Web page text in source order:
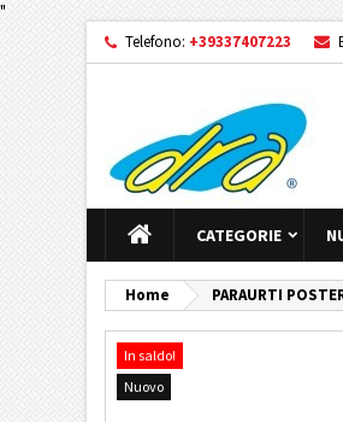
"
Telefono: +39337407223
CATEGORIE
Home PARAURTI
In saldo!
Nuovo